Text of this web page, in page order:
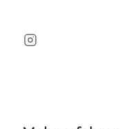
Instagram